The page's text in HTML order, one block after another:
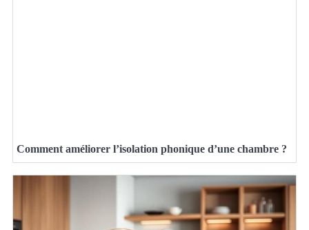
Comment améliorer l’isolation phonique d’une chambre ?